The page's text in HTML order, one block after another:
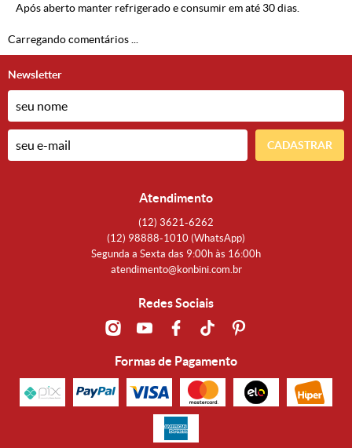
Após aberto manter refrigerado e consumir em até 30 dias.
Carregando comentários ...
Newsletter
CADASTRAR
Atendimento
(12) 3621-6262
(12) 98888-1010 (WhatsApp)
Segunda a Sexta das 9:00h às 16:00h
atendimento@konbini.com.br
Redes Sociais
Formas de Pagamento